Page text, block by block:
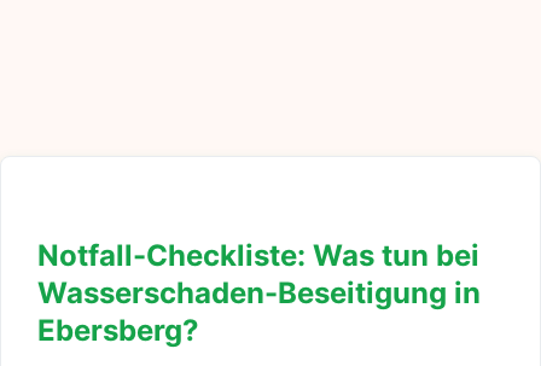
Notfall-Checkliste: Was tun bei
Wasserschaden-Beseitigung in
Ebersberg?